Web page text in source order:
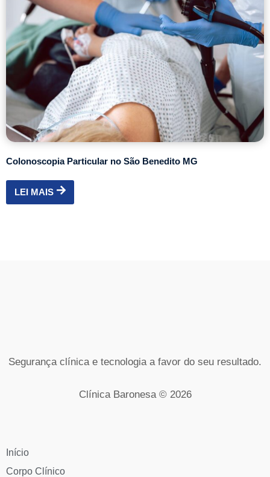
Colonoscopia Particular no São Benedito MG
LEI MAIS
Segurança clínica e tecnologia a favor do seu resultado.
Clínica Baronesa © 2026
Início
Corpo Clínico